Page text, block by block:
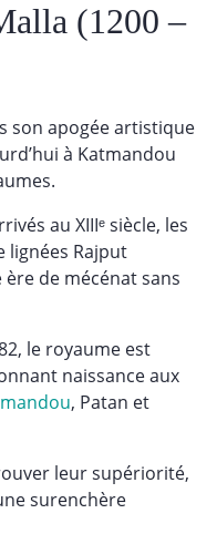
(1200 –
son apogée artistique
à Katmandou
au XIIIᵉ siècle, les
lignées Rajput
de mécénat sans
le royaume est
naissance aux
, Patan et
leur supériorité,
surenchère